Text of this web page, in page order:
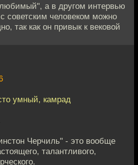
а в другом интервью
советским человеком можно
так как он привык к вековой
умный, камрад
Черчиль" - это вообще
талантливого,